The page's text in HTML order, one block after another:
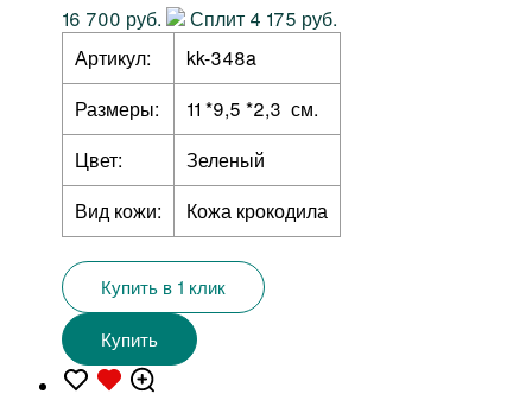
16 700 руб.
Сплит 4 175 руб.
Артикул:
kk-348a
Размеры:
11 *9,5 *2,3 см.
Цвет:
Зеленый
Вид кожи:
Кожа крокодила
Купить в 1 клик
Купить